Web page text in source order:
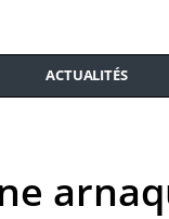
ACTUALITÉS